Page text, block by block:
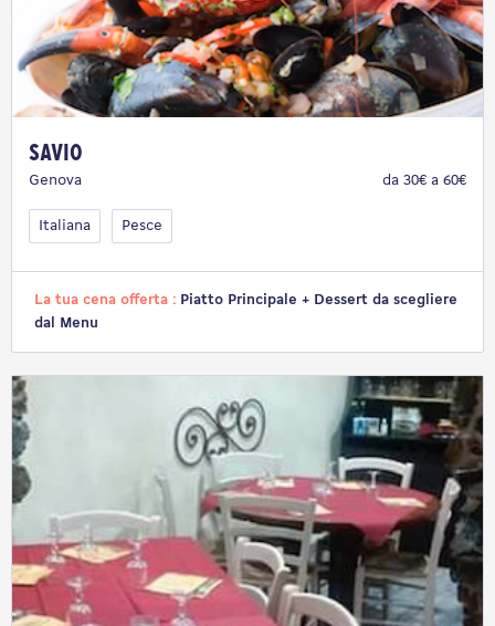
Savio
Genova da 30€ a 60€
Italiana Pesce
La tua cena offerta : Piatto Principale + Dessert da scegliere
dal Menu